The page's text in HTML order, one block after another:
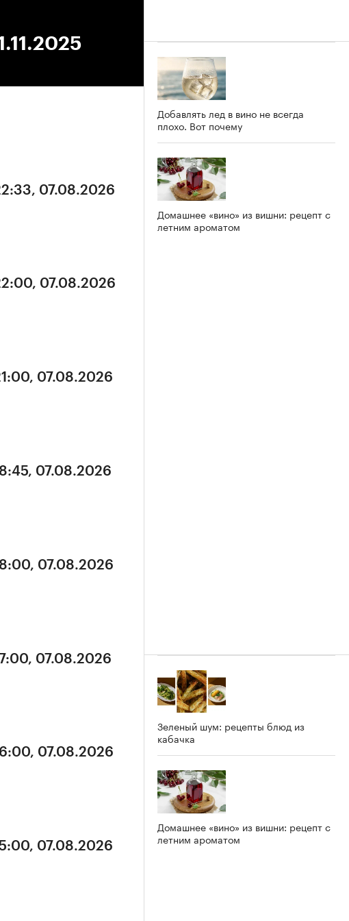
07.08.2026
07.08.2026
07.08.2026
07.08.2026
07.08.2026
07.08.2026
07.08.2026
07.08.2026
Добавлять лед в вино не всегда
плохо. Вот почему
Домашнее «вино» из вишни: рецепт с
летним ароматом
Зеленый шум: рецепты блюд из
кабачка
Домашнее «вино» из вишни: рецепт с
летним ароматом